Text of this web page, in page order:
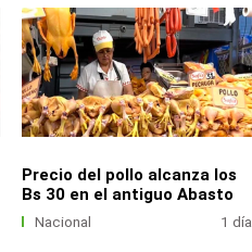
Precio del pollo alcanza los
Bs 30 en el antiguo Abasto
Nacional 1 día